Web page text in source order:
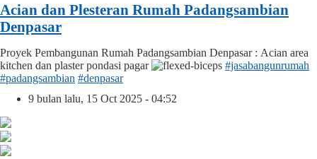
Acian dan Plesteran Rumah Padangsambian
Denpasar
Proyek Pembangunan Rumah Padangsambian Denpasar : Acian area
kitchen dan plaster pondasi pagar
#jasabangunrumah
#padangsambian #denpasar
9 bulan lalu, 15 Oct 2025 - 04:52